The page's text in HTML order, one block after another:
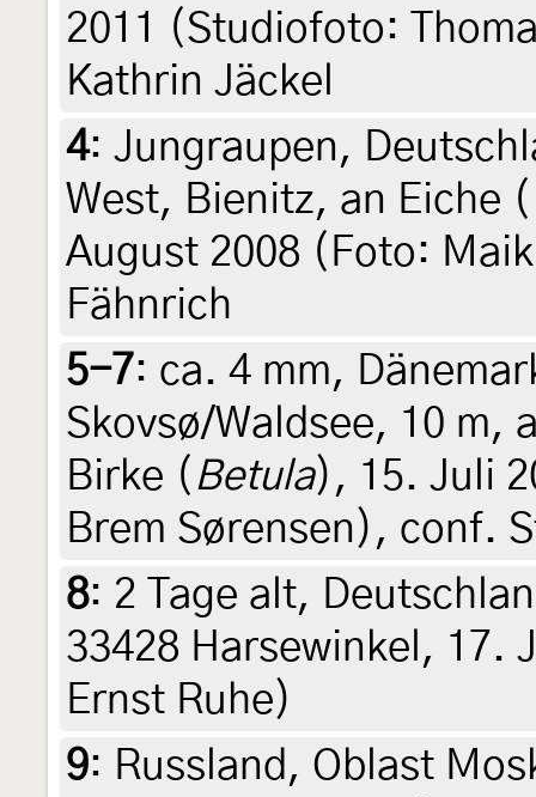
2011 (Studiofoto:
Kathrin Jäckel
4: Jungraupen,
West, Bienitz, an Eiche (
August 2008 (Foto:
Fähnrich
5-7: ca. 4 mm,
Skovsø/Waldsee, 10 m,
Birke ( Betula), 15. Juli
Brem Sørensen), conf.
8: 2 Tage alt,
33428 Harsewinkel, 17.
Ernst Ruhe)
9: Russland, Oblast